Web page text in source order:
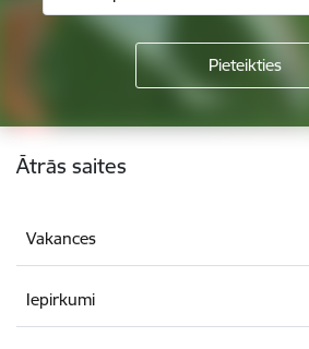
Kājene
Ātrās saites
Vakances
Iepirkumi